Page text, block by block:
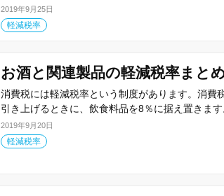
2019年9月25日
軽減税率
お酒と関連製品の軽減税率まと
消費税には軽減税率という制度があります。消費
引き上げるときに、飲食料品を8％に据え置きます
2019年9月20日
軽減税率